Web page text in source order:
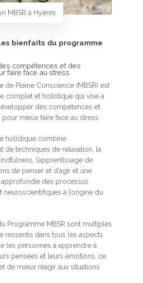
MBSR à Hyères
bienfaits du programme
compétences et des
faire face au stress
de Pleine Conscience (MBSR) est
complet et holistique qui vise à
des compétences et
mieux faire face au stress.
holistique combine
de techniques de relaxation, la
l’apprentissage de
de penser et d’agir et une
approfondie des processus
neuroscientifiques à l’origine du
Programme MBSR sont multiples
ressentis dans tous les aspects
les personnes à apprendre à
pensées et leurs émotions, ce
de mieux réagir aux situations